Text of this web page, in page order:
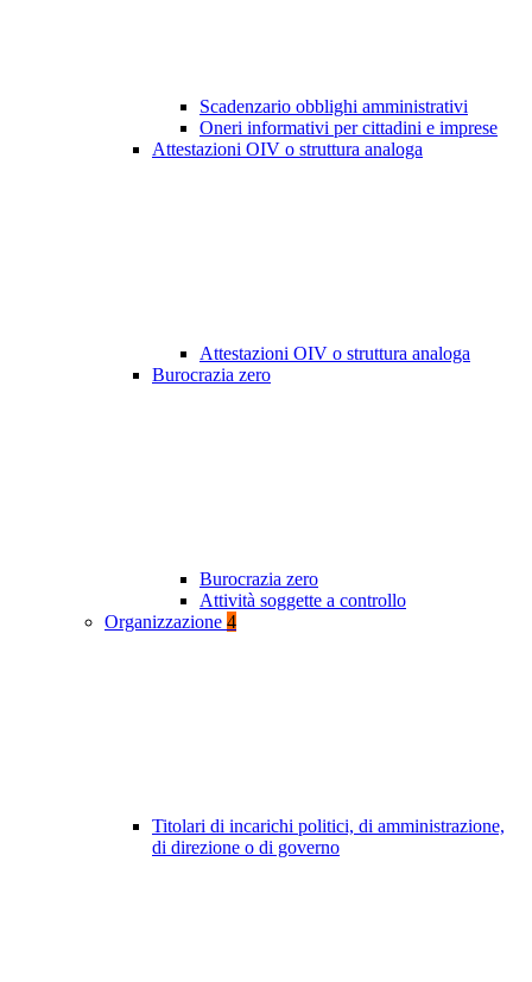
Scadenzario obblighi amministrativi
Oneri informativi per cittadini e imprese
Attestazioni OIV o struttura analoga
Attestazioni OIV o struttura analoga
Burocrazia zero
Burocrazia zero
Attività soggette a controllo
Organizzazione 4
Titolari di incarichi politici, di amministrazione,
di direzione o di governo